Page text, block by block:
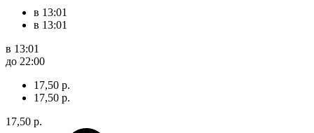
в 13:01
в 13:01
в 13:01
до 22:00
17,50 р.
17,50 р.
17,50 р.